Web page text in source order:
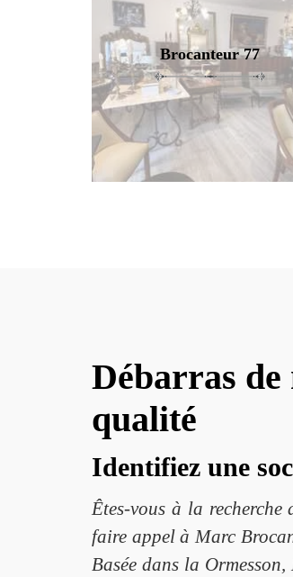
Brocanteur 77
Débarras
qualité
Identifiez une
Êtes-vous à la recherche
faire appel à Marc
Basée dans la